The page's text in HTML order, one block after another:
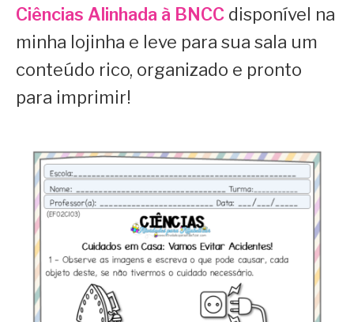
Ciências Alinhada à BNCC disponível na
minha lojinha e leve para sua sala um
conteúdo rico, organizado e pronto
para imprimir!